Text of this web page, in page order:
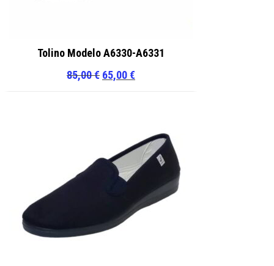
Tolino Modelo A6330-A6331
85,00€ El
85,00 €.
65,00€
65,00 €.